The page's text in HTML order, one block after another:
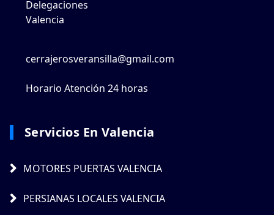
Delegaciones
Valencia
cerrajerosveransilla@gmail.com
Horario Atención 24 horas
Servicios En Valencia
MOTORES PUERTAS VALENCIA
PERSIANAS LOCALES VALENCIA